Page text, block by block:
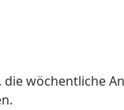
die wöchentliche